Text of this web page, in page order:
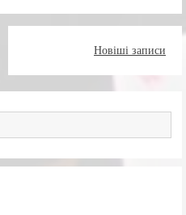
Новіші записи